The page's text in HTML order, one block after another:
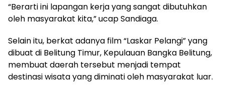
“Berarti ini lapangan kerja yang sangat dibutuhkan
oleh masyarakat kita,” ucap Sandiaga.
Selain itu, berkat adanya film “Laskar Pelangi” yang
dibuat di Belitung Timur, Kepulauan Bangka Belitung,
membuat daerah tersebut menjadi tempat
destinasi wisata yang diminati oleh masyarakat luar.